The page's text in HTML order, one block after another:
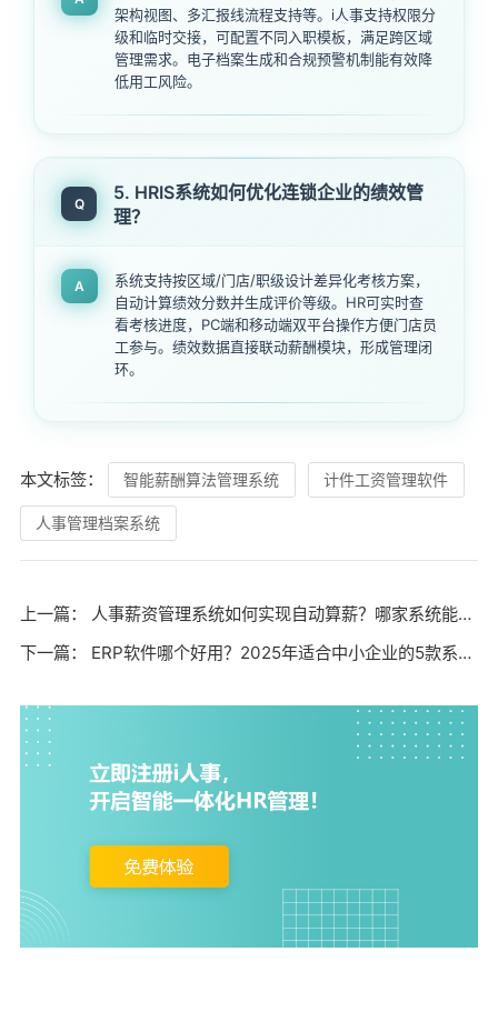
架构视图、多汇报线流程支持等。i人事支持权限分
级和临时交接，可配置不同入职模板，满足跨区域
管理需求。电子档案生成和合规预警机制能有效降
低用工风险。
Q
5. HRIS系统如何优化连锁企业的绩效管
理？
A
系统支持按区域/门店/职级设计差异化考核方案，
自动计算绩效分数并生成评价等级。HR可实时查
看考核进度，PC端和移动端双平台操作方便门店员
工参与。绩效数据直接联动薪酬模块，形成管理闭
环。
本文标签： 智能薪酬算法管理系统 计件工资管理软件
人事管理档案系统
上一篇： 人事薪资管理系统如何实现自动算薪？哪家系统能适配企业个性化需求？
下一篇： ERP软件哪个好用？2025年适合中小企业的5款系统！